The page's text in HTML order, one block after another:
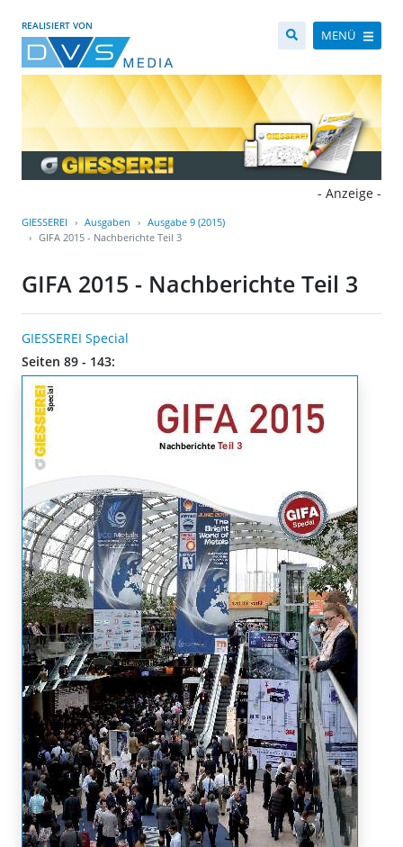
REALISIERT VON
MENÜ
- Anzeige -
GIESSEREI Ausgaben
Ausgabe 9 (2015)
GIFA 2015 - Nachberichte Teil 3
GIFA 2015 - Nachberichte Teil 3
GIESSEREI Special
Seiten 89 - 143: